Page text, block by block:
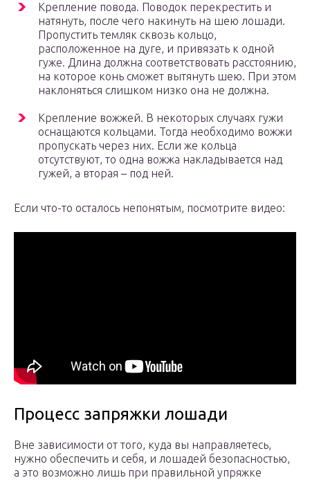
Крепление повода. Поводок перекрестить и
натянуть, после чего накинуть на шею лошади.
Пропустить темляк сквозь кольцо,
расположенное на дуге, и привязать к одной
гуже. Длина должна соответствовать расстоянию,
на которое конь сможет вытянуть шею. При этом
наклоняться слишком низко она не должна.
Крепление вожжей. В некоторых случаях гужи
оснащаются кольцами. Тогда необходимо вожжи
пропускать через них. Если же кольца
отсутствуют, то одна вожжа накладывается над
гужей, а вторая – под ней.
Если что-то осталось непонятым, посмотрите видео:
Процесс запряжки лошади
Вне зависимости от того, куда вы направляетесь,
нужно обеспечить и себя, и лошадей безопасностью,
а это возможно лишь при правильной упряжке